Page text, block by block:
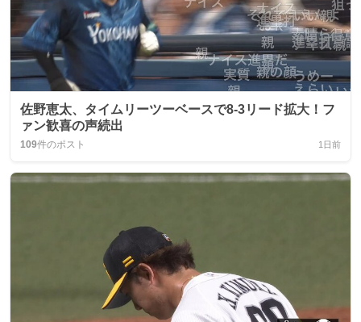
佐野恵太、タイムリーツーベースで8-3リード拡大！フ
ァン歓喜の声続出
109件のポスト 1日前